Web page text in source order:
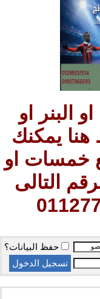
البنر او
يمكنك
خمسات او
التالى
حفظ البيانات؟